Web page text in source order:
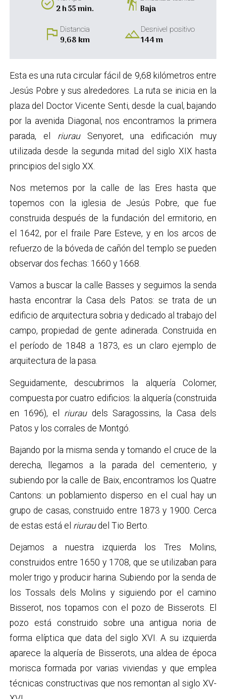
2 h 55 min. Baja
flag Distancia
9,68 km landscapeDesnivel positivo
144 m
Esta es una ruta circular fácil de 9,68 kilómetros entre
Jesús Pobre y sus alrededores. La ruta se inicia en la
plaza del Doctor Vicente Senti, desde la cual, bajando
por la avenida Diagonal, nos encontramos la primera
parada, el riurau Senyoret, una edificación muy
utilizada desde la segunda mitad del siglo XIX hasta
principios del siglo XX.
Nos metemos por la calle de las Eres hasta que
topemos con la iglesia de Jesús Pobre, que fue
construida después de la fundación del ermitorio, en
el 1642, por el fraile Pare Esteve, y en los arcos de
refuerzo de la bóveda de cañón del templo se pueden
observar dos fechas: 1660 y 1668.
Vamos a buscar la calle Basses y seguimos la senda
hasta encontrar la Casa dels Patos: se trata de un
edificio de arquitectura sobria y dedicado al trabajo del
campo, propiedad de gente adinerada. Construida en
el período de 1848 a 1873, es un claro ejemplo de
arquitectura de la pasa.
Seguidamente, descubrimos la alquería Colomer,
compuesta por cuatro edificios: la alquería (construida
en 1696), el riurau dels Saragossins, la Casa dels
Patos y los corrales de Montgó.
Bajando por la misma senda y tomando el cruce de la
derecha, llegamos a la parada del cementerio, y
subiendo por la calle de Baix, encontramos los Quatre
Cantons: un poblamiento disperso en el cual hay un
grupo de casas, construido entre 1873 y 1900. Cerca
de estas está el riurau del Tio Berto.
Dejamos a nuestra izquierda los Tres Molins,
construidos entre 1650 y 1708, que se utilizaban para
moler trigo y producir harina. Subiendo por la senda de
los Tossals dels Molins y siguiendo por el camino
Bisserot, nos topamos con el pozo de Bisserots. El
pozo está construido sobre una antigua noria de
forma elíptica que data del siglo XVI. A su izquierda
aparece la alquería de Bisserots, una aldea de época
morisca formada por varias viviendas y que emplea
técnicas constructivas que nos remontan al siglo XV-